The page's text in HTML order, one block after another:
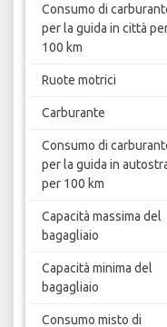
Consumo di
per la guida in città
100 km
Ruote motrici
Carburante
Consumo di
per la guida in
per 100 km
Capacità massima del
bagagliaio
Capacità minima del
bagagliaio
Consumo misto di